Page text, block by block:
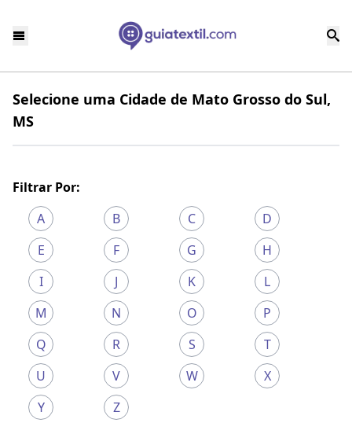
Selecione uma Cidade de Mato Grosso do Sul,
MS
Filtrar Por:
A
B C
D
E
F G
H
I
J K
L
M
N O
P
Q
R S
T
U
V W
X
Y
Z